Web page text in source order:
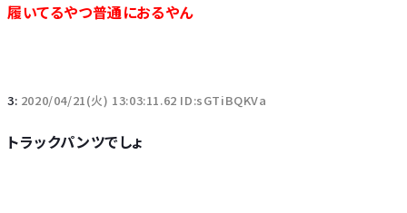
履いてるやつ普通におるやん
3: 2020/04/21(火) 13:03:11.62 ID:sGTiBQKVa
トラックパンツでしょ